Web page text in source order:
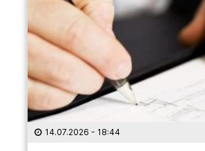
14.07.2026 - 18:44